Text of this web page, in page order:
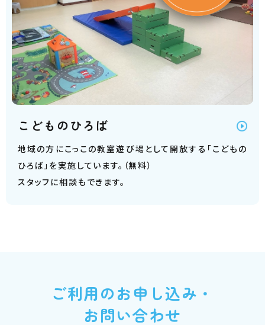
こどものひろば
地域の方にこっこの教室遊び場として開放する「こどもの
ひろば」を実施しています。（無料）
スタッフに相談もできます。
ご利用のお申し込み・
お問い合わせ